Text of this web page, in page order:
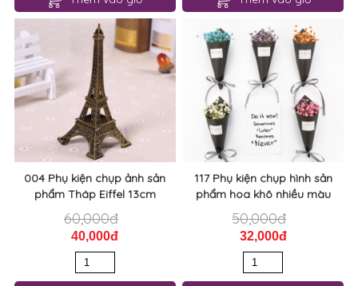
004 Phụ kiện chụp ảnh sản
phẩm Tháp Eiffel 13cm
60,000đ
40,000đ
117 Phụ kiện chụp hình sản
phẩm hoa khô nhiều màu
50,000đ
32,000đ